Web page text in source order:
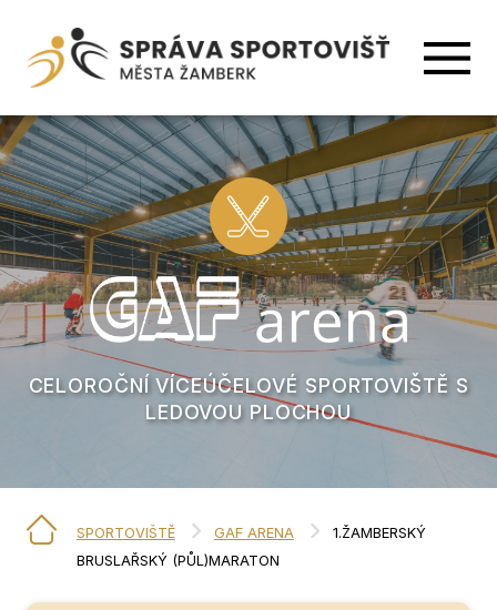
CELOROČNÍ VÍCEÚČELOVÉ SPORTOVIŠTĚ S
LEDOVOU PLOCHOU
SPORTOVIŠTĚ GAF ARENA
1.ŽAMBERSKÝ
BRUSLAŘSKÝ (PŮL)MARATON